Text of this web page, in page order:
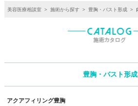
美容医療相談室 > 施術から探す > 豊胸・バスト形成 >
豊胸・バスト形成
アクアフィリング豊胸